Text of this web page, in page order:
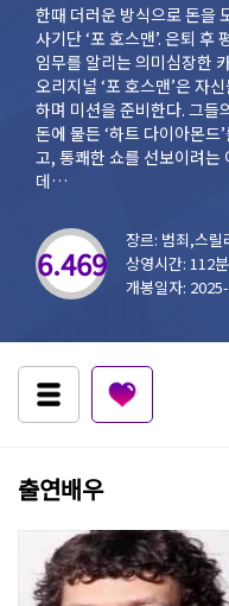
한때 더러운 방식으로 돈을
사기단 ‘포 호스맨’. 은퇴
임무를 알리는 의미심장한
오리지널 ‘포 호스맨’은 자
하며 미션을 준비한다. 그들
돈에 물든 ‘하트 다이아몬드
고, 통쾌한 쇼를 선보이려는
데…
6.469
장르: 범죄,스릴
상영시간: 112분
개봉일자:
출연배우